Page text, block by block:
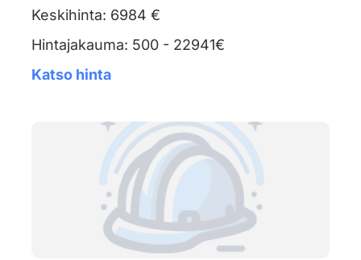
Keskihinta: 6984 €
Hintajakauma: 500 - 22941€
Katso hinta